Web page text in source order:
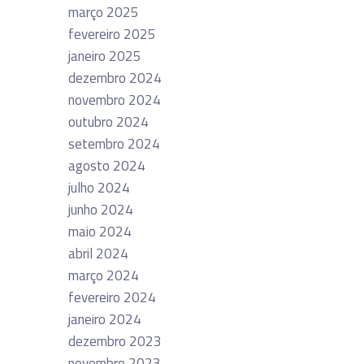
março 2025
fevereiro 2025
janeiro 2025
dezembro 2024
novembro 2024
outubro 2024
setembro 2024
agosto 2024
julho 2024
junho 2024
maio 2024
abril 2024
março 2024
fevereiro 2024
janeiro 2024
dezembro 2023